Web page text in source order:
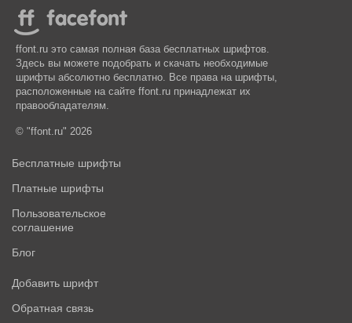
ffont.ru это самая полная база бесплатных шрифтов.
Здесь вы можете подобрать и скачать необходимые
шрифты абсолютно бесплатно. Все права на шрифты,
расположенные на сайте ffont.ru принадлежат их
правообладателям.
© "ffont.ru" 2026
Бесплатные шрифты
Платные шрифты
Пользовательское
соглашение
Блог
Добавить шрифт
Обратная связь